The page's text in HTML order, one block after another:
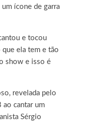
ícone de garra
e tocou
ela tem e tão
show e isso é
revelada pelo
ao cantar um
Sérgio